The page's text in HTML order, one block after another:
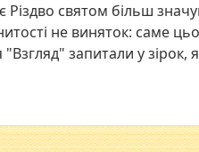
Різдво святом більш
не виняток: саме
запитали у зірок,